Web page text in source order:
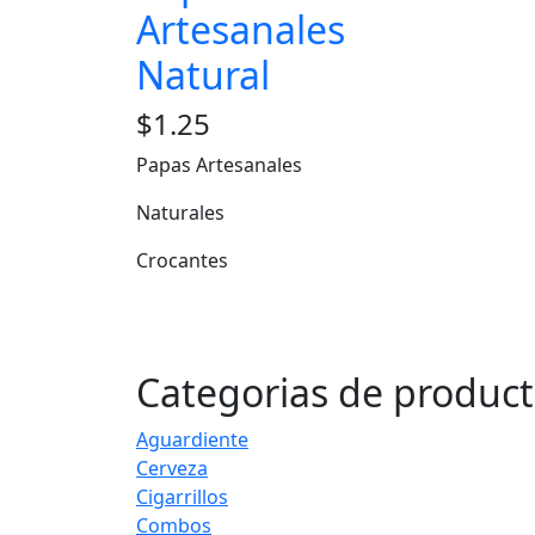
Artesanales
Natural
$1.25
Papas Artesanales
Naturales
Crocantes
Categorias de
Aguardiente
Cerveza
Cigarrillos
Combos